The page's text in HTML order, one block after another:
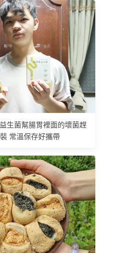
生菌幫腸胃裡面的壞菌趕
常溫保存好攜帶